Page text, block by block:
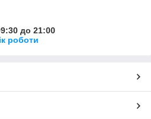
до 21:00
роботи